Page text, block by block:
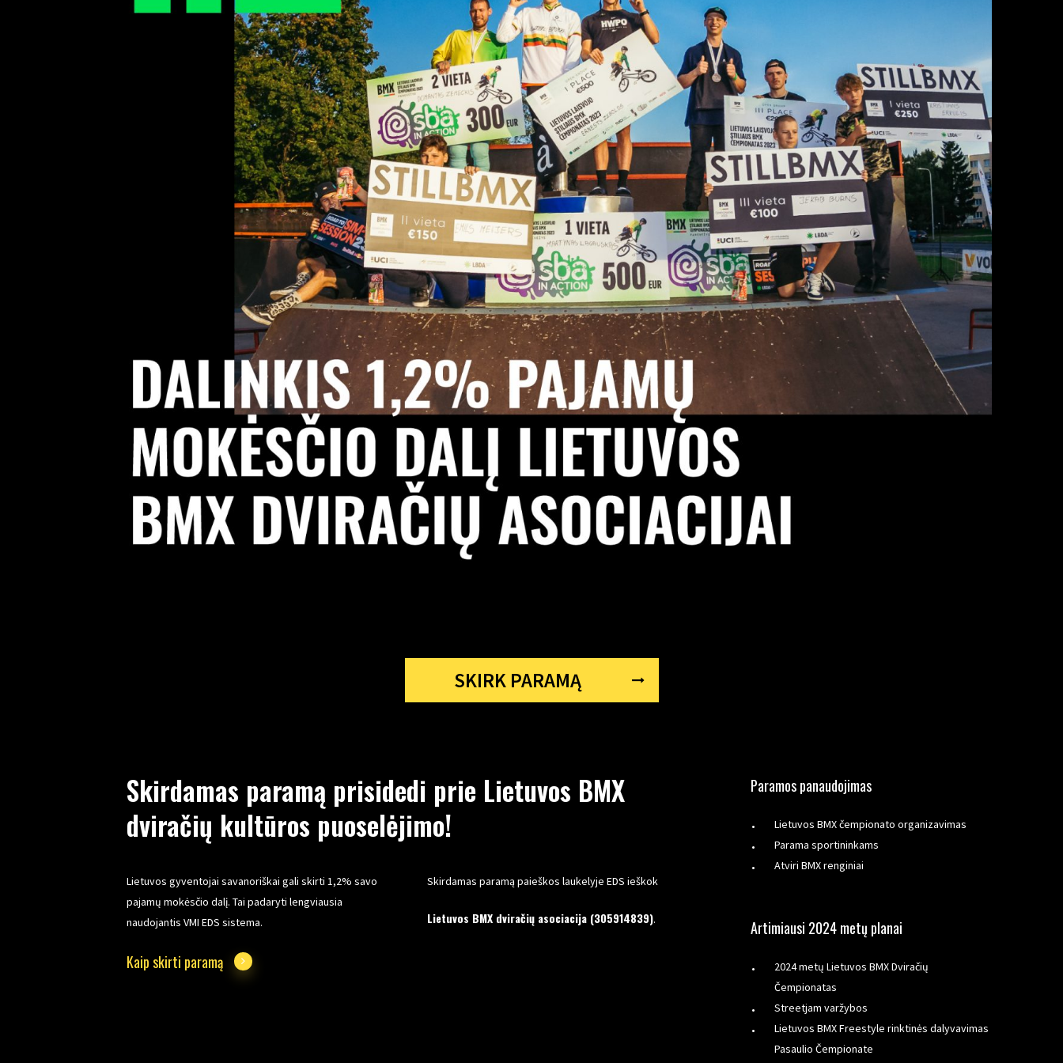
SKIRK PARAMĄ
Skirdamas paramą prisidedi prie Lietuvos BMX
dviračių kultūros puoselėjimo!
Lietuvos gyventojai savanoriškai gali skirti 1,2% savo
pajamų mokėsčio dalį. Tai padaryti lengviausia
naudojantis VMI EDS sistema.
Skirdamas paramą paieškos laukelyje EDS ieškok
Lietuvos BMX dviračių asociacija (305914839).
Kaip skirti paramą
Paramos panaudojimas
Lietuvos BMX čempionato organizavimas
Parama sportininkams
Atviri BMX renginiai
Artimiausi 2024 metų planai
2024 metų Lietuvos BMX Dviračių
Čempionatas
Streetjam varžybos
Lietuvos BMX Freestyle rinktinės dalyvavimas
Pasaulio Čempionate